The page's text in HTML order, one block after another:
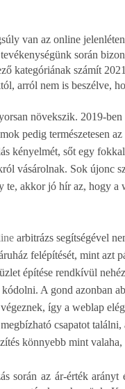
van az online
során
kategóriának számít
arról nem is beszélve,
növekszik. 2019-ben
pedig természetesen
kényelmét, sőt egy
vásárolnak. Sok újonc
te, akkor jó hír az, hogy a
arbitrázs segítségével
felépítését, mint azt
építése rendkívül
A gond azonban
így a weblap
csapatot
könnyebb mint valaha,
során az ár-érték